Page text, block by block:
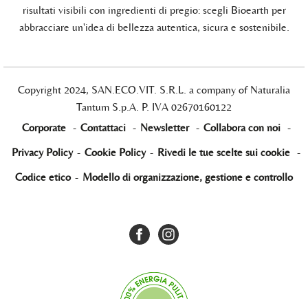
risultati visibili con ingredienti di pregio: scegli Bioearth per
abbracciare un'idea di bellezza autentica, sicura e sostenibile.
Copyright 2024, SAN.ECO.VIT. S.R.L. a company of Naturalia
Tantum S.p.A. P. IVA 02670160122
Corporate - Contattaci - Newsletter - Collabora con noi -
Privacy Policy - Cookie Policy - Rivedi le tue scelte sui cookie -
Codice etico - Modello di organizzazione, gestione e controllo